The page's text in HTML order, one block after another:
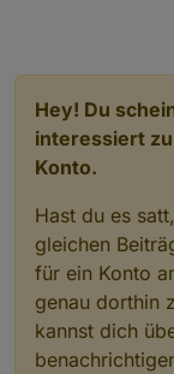
Hey! Du
interessiert
Konto.
Hast du es
gleichen
für ein Konto
genau dorthin
kannst dich